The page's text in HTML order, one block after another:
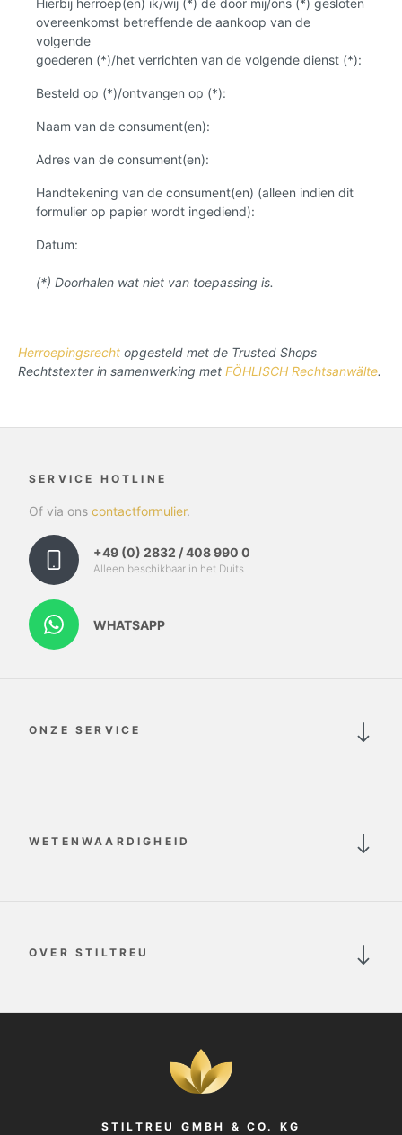
Hierbij herroep(en) ik/wij (*) de door mij/ons (*) gesloten
overeenkomst betreffende de aankoop van de
volgende
goederen (*)/het verrichten van de volgende dienst (*):
Besteld op (*)/ontvangen op (*):
Naam van de consument(en):
Adres van de consument(en):
Handtekening van de consument(en) (alleen indien dit
formulier op papier wordt ingediend):
Datum:
(*) Doorhalen wat niet van toepassing is.
Herroepingsrecht opgesteld met de Trusted Shops
Rechtstexter in samenwerking met FÖHLISCH Rechtsanwälte.
SERVICE HOTLINE
Of via ons contactformulier.
+49 (0) 2832 / 408 990 0
Alleen beschikbaar in het Duits
WHATSAPP
ONZE SERVICE
WETENWAARDIGHEID
OVER STILTREU
STILTREU GMBH & CO. KG